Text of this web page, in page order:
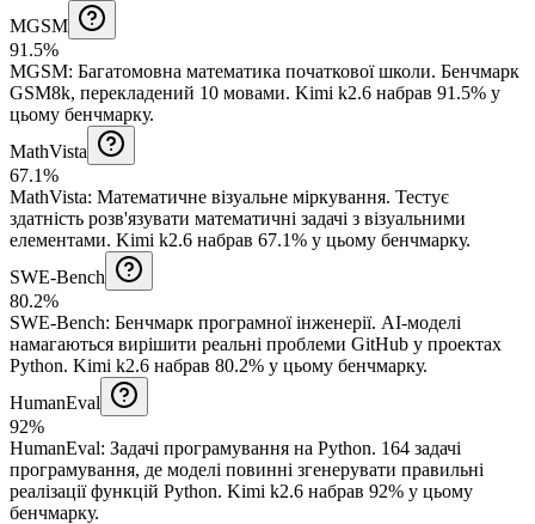
MGSM
91.5%
MGSM: Багатомовна математика початкової школи. Бенчмарк
GSM8k, перекладений 10 мовами. Kimi k2.6 набрав 91.5% у
цьому бенчмарку.
MathVista
67.1%
MathVista: Математичне візуальне міркування. Тестує
здатність розв'язувати математичні задачі з візуальними
елементами. Kimi k2.6 набрав 67.1% у цьому бенчмарку.
SWE-Bench
80.2%
SWE-Bench: Бенчмарк програмної інженерії. AI-моделі
намагаються вирішити реальні проблеми GitHub у проектах
Python. Kimi k2.6 набрав 80.2% у цьому бенчмарку.
HumanEval
92%
HumanEval: Задачі програмування на Python. 164 задачі
програмування, де моделі повинні згенерувати правильні
реалізації функцій Python. Kimi k2.6 набрав 92% у цьому
бенчмарку.